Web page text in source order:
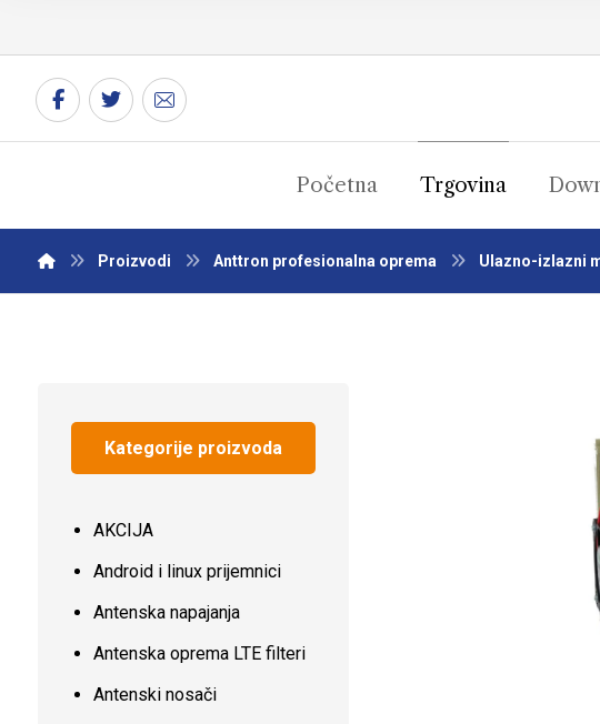
Početna Trgovina
Proizvodi Anttron profesionalna oprema Ulazno-izlazni
Kategorije proizvoda
AKCIJA
Android i linux prijemnici
Antenska napajanja
Antenska oprema LTE filteri
Antenski nosači